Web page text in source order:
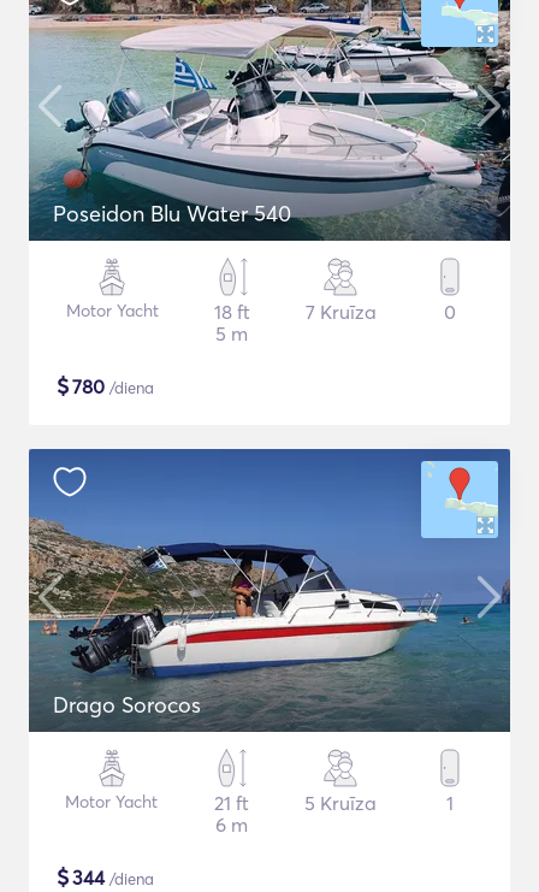
Poseidon Blu Water 540
Motor Yacht
18 ft
5 m
7 Kruīza 0
$780 /diena
Drago Sorocos
Motor Yacht
21 ft
6 m
5 Kruīza 1
$344/diena